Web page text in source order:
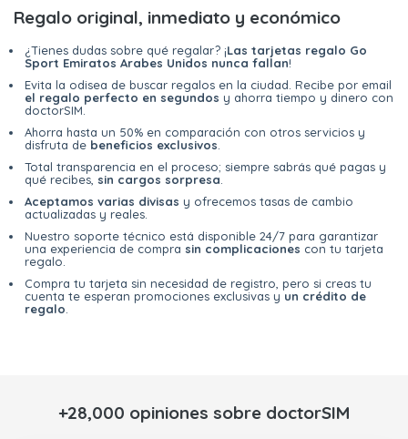
Regalo original, inmediato y económico
¿Tienes dudas sobre qué regalar? ¡Las tarjetas regalo Go
Sport Emiratos Arabes Unidos nunca fallan!
Evita la odisea de buscar regalos en la ciudad. Recibe por email
el regalo perfecto en segundos y ahorra tiempo y dinero con
doctorSIM.
Ahorra hasta un 50% en comparación con otros servicios y
disfruta de beneficios exclusivos
Total transparencia en el proceso; siempre sabrás qué pagas y
qué recibes, sin cargos sorpresa
Aceptamos varias divisas y ofrecemos tasas de cambio
actualizadas y reales.
Nuestro soporte técnico está disponible 24/7 para garantizar
una experiencia de compra sin complicaciones con tu tarjeta
regalo.
Compra tu tarjeta sin necesidad de registro, pero si creas tu
cuenta te esperan promociones exclusivas y un crédito de
regalo
+28,000 opiniones sobre doctorSIM